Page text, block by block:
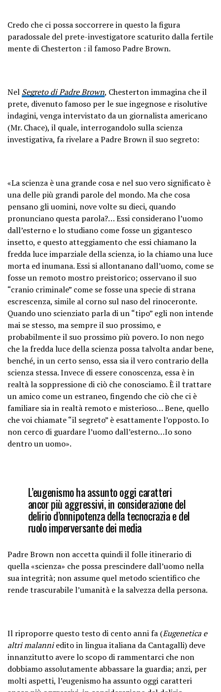
Credo che ci possa soccorrere in questo la figura
paradossale del prete-investigatore scaturito dalla fertile
mente di Chesterton : il famoso Padre Brown.
Nel Segreto di Padre Brown, Chesterton immagina che il
prete, divenuto famoso per le sue ingegnose e risolutive
indagini, venga intervistato da un giornalista americano
(Mr. Chace), il quale, interrogandolo sulla scienza
investigativa, fa rivelare a Padre Brown il suo segreto:
«La scienza è una grande cosa e nel suo vero significato è
una delle più grandi parole del mondo. Ma che cosa
pensano gli uomini, nove volte su dieci, quando
pronunciano questa parola?… Essi considerano l’uomo
dall’esterno e lo studiano come fosse un gigantesco
insetto, e questo atteggiamento che essi chiamano la
fredda luce imparziale della scienza, io la chiamo una luce
morta ed inumana. Essi si allontanano dall’uomo, come se
fosse un remoto mostro preistorico; osservano il suo
“cranio criminale” come se fosse una specie di strana
escrescenza, simile al corno sul naso del rinoceronte.
Quando uno scienziato parla di un “tipo” egli non intende
mai se stesso, ma sempre il suo prossimo, e
probabilmente il suo prossimo più povero. Io non nego
che la fredda luce della scienza possa talvolta andar bene,
benché, in un certo senso, essa sia il vero contrario della
scienza stessa. Invece di essere conoscenza, essa è in
realtà la soppressione di ciò che conosciamo. È il trattare
un amico come un estraneo, fingendo che ciò che ci è
familiare sia in realtà remoto e misterioso… Bene, quello
che voi chiamate “il segreto” è esattamente l’opposto. Io
non cerco di guardare l’uomo dall’esterno…Io sono
dentro un uomo».
L’eugenismo ha assunto oggi caratteri
ancor più aggressivi, in considerazione del
delirio d’onnipotenza della tecnocrazia e del
ruolo imperversante dei media
Padre Brown non accetta quindi il folle itinerario di
quella «scienza» che possa prescindere dall’uomo nella
sua integrità; non assume quel metodo scientifico che
rende trascurabile l’umanità e la salvezza della persona.
Il riproporre questo testo di cento anni fa (Eugenetica e
altri malanniedito in lingua italiana da Cantagalli) deve
innanzitutto avere lo scopo di rammentarci che non
dobbiamo assolutamente abbassare la guardia; anzi, per
molti aspetti, l’eugenismo ha assunto oggi caratteri